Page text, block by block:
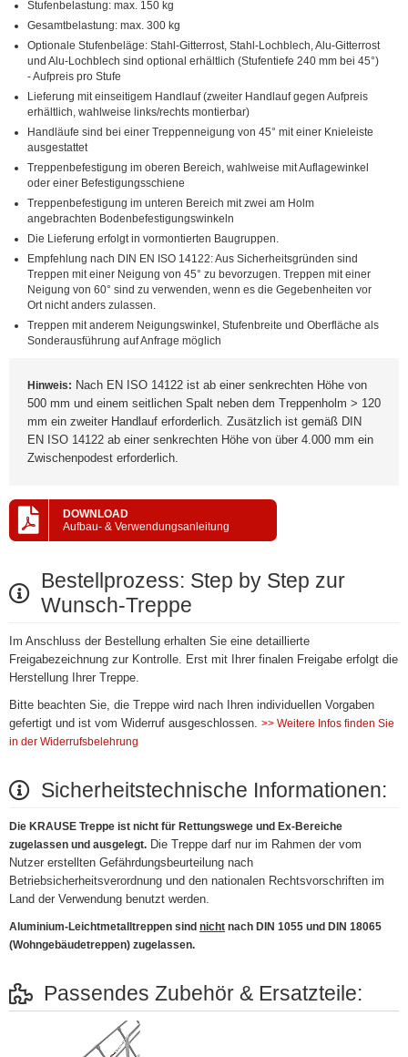
Stufenbelastung: max. 150 kg
Gesamtbelastung: max. 300 kg
Optionale Stufenbeläge: Stahl-Gitterrost, Stahl-Lochblech, Alu-Gitterrost
und Alu-Lochblech sind optional erhältlich (Stufentiefe 240 mm bei 45°)
- Aufpreis pro Stufe
Lieferung mit einseitigem Handlauf (zweiter Handlauf gegen Aufpreis
erhältlich, wahlweise links/rechts montierbar)
Handläufe sind bei einer Treppenneigung von 45° mit einer Knieleiste
ausgestattet
Treppenbefestigung im oberen Bereich, wahlweise mit Auflagewinkel
oder einer Befestigungsschiene
Treppenbefestigung im unteren Bereich mit zwei am Holm
angebrachten Bodenbefestigungswinkeln
Die Lieferung erfolgt in vormontierten Baugruppen.
Empfehlung nach DIN EN ISO 14122: Aus Sicherheitsgründen sind
Treppen mit einer Neigung von 45° zu bevorzugen. Treppen mit einer
Neigung von 60° sind zu verwenden, wenn es die Gegebenheiten vor
Ort nicht anders zulassen.
Treppen mit anderem Neigungswinkel, Stufenbreite und Oberfläche als
Sonderausführung auf Anfrage möglich
Hinweis: Nach EN ISO 14122 ist ab einer senkrechten Höhe von
500 mm und einem seitlichen Spalt neben dem Treppenholm > 120
mm ein zweiter Handlauf erforderlich. Zusätzlich ist gemäß DIN
EN ISO 14122 ab einer senkrechten Höhe von über 4.000 mm ein
Zwischenpodest erforderlich.
DOWNLOAD
Aufbau- & Verwendungsanleitung
Bestellprozess: Step by Step zur
Wunsch-Treppe
Im Anschluss der Bestellung erhalten Sie eine detaillierte
Freigabezeichnung zur Kontrolle. Erst mit Ihrer finalen Freigabe erfolgt die
Herstellung Ihrer Treppe.
Bitte beachten Sie, die Treppe wird nach Ihren individuellen Vorgaben
gefertigt und ist vom Widerruf ausgeschlossen. >> Weitere Infos finden Sie
in der Widerrufsbelehrung
Sicherheitstechnische Informationen:
Die KRAUSE Treppe ist nicht für Rettungswege und Ex-Bereiche
zugelassen und ausgelegt. Die Treppe darf nur im Rahmen der vom
Nutzer erstellten Gefährdungsbeurteilung nach
Betriebsicherheitsverordnung und den nationalen Rechtsvorschriften im
Land der Verwendung benutzt werden.
Aluminium-Leichtmetalltreppen sind nicht nach DIN 1055 und DIN 18065
(Wohngebäudetreppen) zugelassen.
Passendes Zubehör & Ersatzteile: